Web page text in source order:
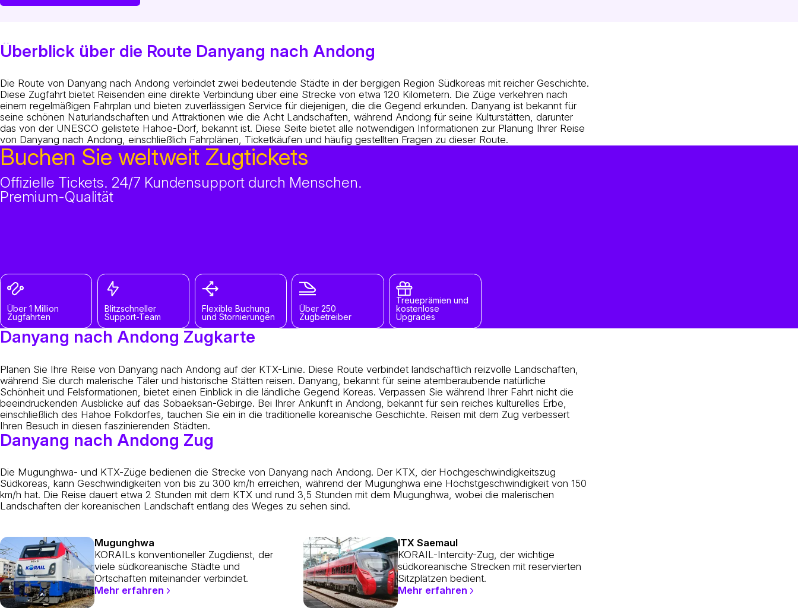
Überblick über die Route Danyang nach Andong
Die Route von Danyang nach Andong verbindet zwei bedeutende Städte in der bergigen Region Südkoreas mit reicher Geschichte.
Diese Zugfahrt bietet Reisenden eine direkte Verbindung über eine Strecke von etwa 120 Kilometern. Die Züge verkehren nach
einem regelmäßigen Fahrplan und bieten zuverlässigen Service für diejenigen, die die Gegend erkunden. Danyang ist bekannt für
seine schönen Naturlandschaften und Attraktionen wie die Acht Landschaften, während Andong für seine Kulturstätten, darunter
das von der UNESCO gelistete Hahoe-Dorf, bekannt ist. Diese Seite bietet alle notwendigen Informationen zur Planung Ihrer Reise
von Danyang nach Andong, einschließlich Fahrplänen, Ticketkäufen und häufig gestellten Fragen zu dieser Route.
Buchen Sie weltweit Zugtickets
Offizielle Tickets. 24/7 Kundensupport durch Menschen.
Premium-Qualität
Über 1 Million
Zugfahrten
Blitzschneller
Support-Team
Flexible Buchung
und Stornierungen
Über 250
Zugbetreiber
Treueprämien und
kostenlose
Upgrades
Danyang nach Andong Zugkarte
Planen Sie Ihre Reise von Danyang nach Andong auf der KTX-Linie. Diese Route verbindet landschaftlich reizvolle Landschaften,
während Sie durch malerische Täler und historische Stätten reisen. Danyang, bekannt für seine atemberaubende natürliche
Schönheit und Felsformationen, bietet einen Einblick in die ländliche Gegend Koreas. Verpassen Sie während Ihrer Fahrt nicht die
beeindruckenden Ausblicke auf das Sobaeksan-Gebirge. Bei Ihrer Ankunft in Andong, bekannt für sein reiches kulturelles Erbe,
einschließlich des Hahoe Folkdorfes, tauchen Sie ein in die traditionelle koreanische Geschichte. Reisen mit dem Zug verbessert
Ihren Besuch in diesen faszinierenden Städten.
Danyang nach Andong Zug
Die Mugunghwa- und KTX-Züge bedienen die Strecke von Danyang nach Andong. Der KTX, der Hochgeschwindigkeitszug
Südkoreas, kann Geschwindigkeiten von bis zu 300 km/h erreichen, während der Mugunghwa eine Höchstgeschwindigkeit von 150
km/h hat. Die Reise dauert etwa 2 Stunden mit dem KTX und rund 3,5 Stunden mit dem Mugunghwa, wobei die malerischen
Landschaften der koreanischen Landschaft entlang des Weges zu sehen sind.
Mugunghwa
KORAILs konventioneller Zugdienst, der
viele südkoreanische Städte und
Ortschaften miteinander verbindet.
Mehr erfahren
ITX Saemaul
KORAIL-Intercity-Zug, der wichtige
südkoreanische Strecken mit reservierten
Sitzplätzen bedient.
Mehr erfahren